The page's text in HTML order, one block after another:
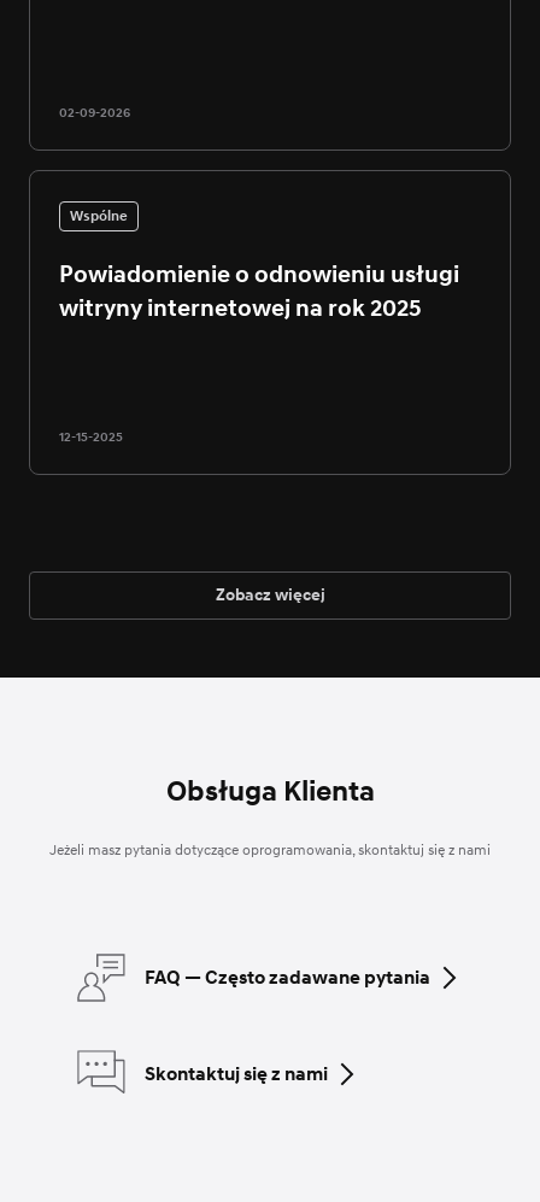
02-09-2026
Wspólne
Powiadomienie o odnowieniu usługi
witryny internetowej na rok 2025
12-15-2025
Zobacz więcej
Obsługa Klienta
Jeżeli masz pytania dotyczące oprogramowania, skontaktuj się z nami
FAQ — Często zadawane pytania
Skontaktuj się z nami